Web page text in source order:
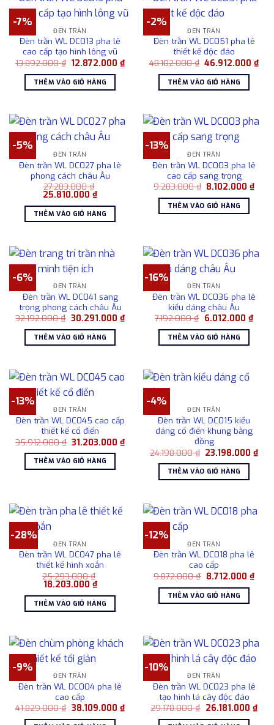
-7%
ĐÈN TRẦN
Đèn trần WL DC013 pha lê
cao cấp tạo hình lông vũ
13.892.000₫ Giá
là:
13.892.000 ₫.
12.872.000₫Giá
hiện
12.872.000 ₫.
THÊM VÀO GIỎ HÀNG
-2%
ĐÈN TRẦN
Đèn trần WL DC051 pha lê
thiết kế độc đáo
48.102.000₫ Giá
là:
48.102.000 ₫.
46.912.000₫Giá
hiện
THÊM VÀO GIỎ HÀNG
-5%
ĐÈN TRẦN
Đèn trần WL DC027 pha lê
phong cách châu Âu
27.283.000₫
Giá
là:
27.283.000 ₫.
25.810.000 ₫Giá
hiện
tại
là:
25.810.000 ₫.
THÊM VÀO GIỎ HÀNG
-13%
ĐÈN TRẦN
Đèn trần WL DC003 pha lê
cao cấp sang trọng
9.283.000₫ Giá
là:
9.283.000 ₫.
8.102.000₫Giá
hiện
THÊM VÀO GIỎ HÀNG
-6%
ĐÈN TRẦN
Đèn trần WL DC041 sang
trọng phong cách châu Âu
32.192.000₫ Giá
là:
32.192.000 ₫.
30.291.000 ₫Giá
hiện
30.291.000 ₫.
THÊM VÀO GIỎ HÀNG
-16%
ĐÈN TRẦN
Đèn trần WL DC036 pha lê
kiểu dáng châu Âu
7.192.000₫ Giá
là:
7.192.000 ₫.
6.012.000 ₫Giá
hiện
THÊM VÀO GIỎ HÀNG
-13%
ĐÈN TRẦN
Đèn trần WL DC045 cao cấp
thiết kế cổ điển
35.912.000₫ Giá
là:
35.912.000 ₫.
31.203.000₫Giá
hiện
31.203.000 ₫.
THÊM VÀO GIỎ HÀNG
-4%
ĐÈN TRẦN
Đèn trần WL DC015 kiểu
dáng cổ điển khung bằng
đồng
24.198.000₫ Giá
là:
24.198.000 ₫.
23.198.000₫Giá
hiện
THÊM VÀO GIỎ HÀNG
-28%
ĐÈN TRẦN
Đèn trần WL DC047 pha lê
thiết kế hình xoắn
25.293.000₫
Giá
là:
25.293.000 ₫.
18.203.000 ₫Giá
hiện
tại
là:
18.203.000 ₫.
THÊM VÀO GIỎ HÀNG
-12%
ĐÈN TRẦN
Đèn trần WL DC018 pha lê
cao cấp
9.872.000₫ Giá
là:
9.872.000 ₫.
8.712.000 ₫Giá
hiện
THÊM VÀO GIỎ HÀNG
-9%
ĐÈN TRẦN
Đèn trần WL DC004 pha lê
cao cấp
41.829.000₫ Giá
38.109.000 ₫Giá
hiện
-10%
ĐÈN TRẦN
Đèn trần WL DC023 pha lê
tạo hình lá cây độc đáo
29.178.000₫ Giá
26.181.000 ₫Giá
hiện